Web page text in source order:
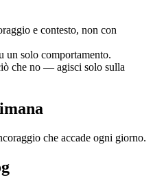
e contesto, non con
un solo comportamento.
che no — agisci solo sulla
che accade ogni giorno.